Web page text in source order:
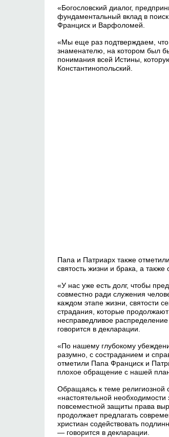
«Богословский диалог,
фундаментальный вклад в
Франциск и Варфоломей.
«Мы еще раз подтверждаем, что
знаменателю, на котором был
понимания всей Истины,
Константинопольский.
Папа и Патриарх также
святость жизни и брака, а
«У нас уже есть долг, чтобы
совместно ради служения
каждом этапе жизни, святости
страдания, которые
несправедливое
говорится в декларации.
«По нашему глубокому
разумно, с состраданием и
отметили Папа Франциск и
плохое обращение с нашей
Обращаясь к теме религиозной
«настоятельной необходимости
повсеместной защиты права
продолжает предлагать
христиан содействовать
— говорится в декларации.